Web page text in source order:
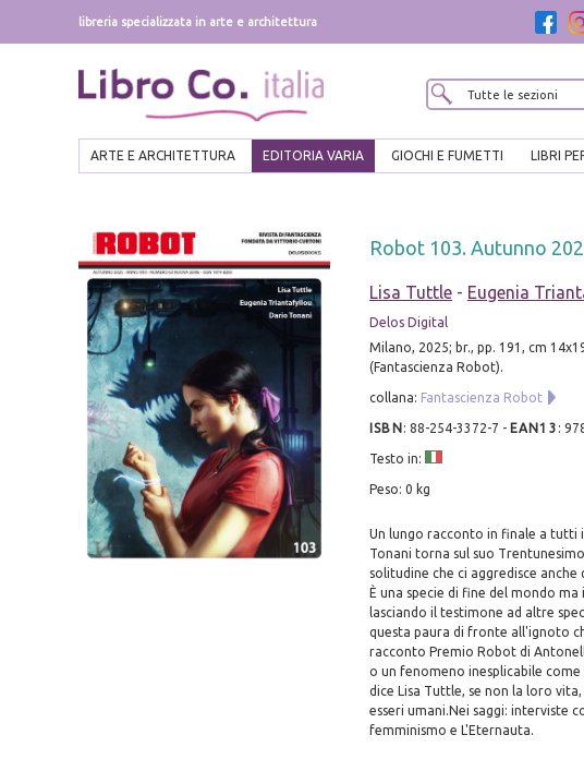
libreria specializzata in arte e architettura
ARTE E ARCHITETTURA EDITORIA VARIA GIOCHI E FUMETTI LIBRI
Robot 103. Autunno
Lisa Tuttle- Eugenia
Delos Digital
Milano, 2025; br., pp. 191, cm
(Fantascienza Robot).
collana: Fantascienza Robot
ISBN : 88-254-3372-7 - EAN13 :
Testo in:
Peso: 0 kg
Un lungo racconto in finale a tutti
Tonani torna sul suo
solitudine che ci aggredisce
È una specie di fine del mondo
lasciando il testimone ad altre
questa paura di fronte all'ignoto
racconto Premio Robot di
o un fenomeno inesplicabile
dice Lisa Tuttle, se non la loro
esseri umani.Nei saggi: interviste
femminismo e L'Eternauta.